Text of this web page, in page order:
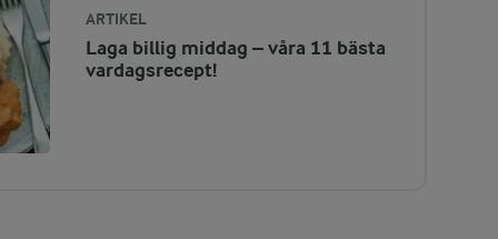
ARTIKEL
Laga billig middag – våra 11 bästa
vardagsrecept!